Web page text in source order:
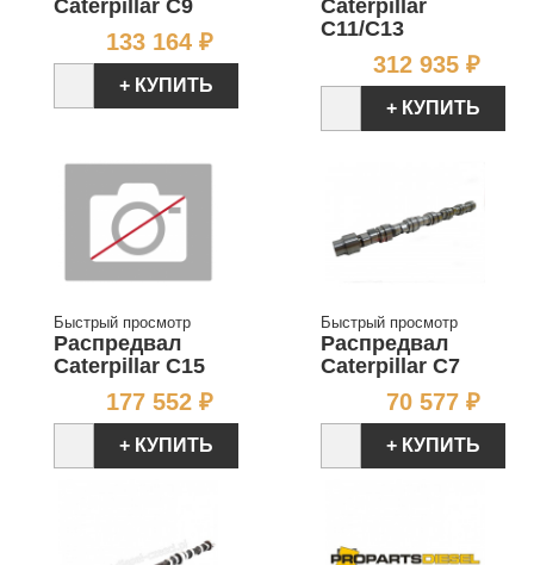
Caterpillar C9
133 164 ₽Цена
+ КУПИТЬ
Caterpillar
C11/C13
312 935 ₽
+ КУПИТЬ
Быстрый просмотр
Распредвал
Caterpillar C15
177 552 ₽Цена
+ КУПИТЬ
Быстрый просмотр
Распредвал
Caterpillar C7
70 577 ₽
+ КУПИТЬ